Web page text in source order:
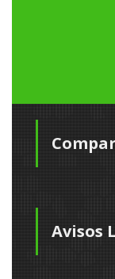
Avisos